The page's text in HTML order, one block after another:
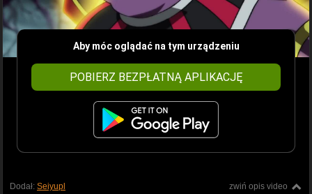
Aby móc oglądać na tym urządzeniu
POBIERZ BEZPŁATNĄ APLIKACJĘ
zwiń opis video
Dodał: Seiyupl